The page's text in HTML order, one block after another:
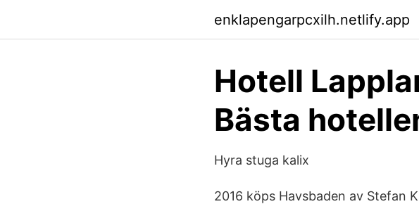
enklapengarpcxilh.netlify.app
Hotell
Bästa
Hyra stuga kalix
2016 köps Havsbaden av Stefan